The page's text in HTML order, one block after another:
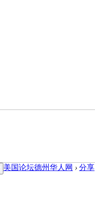
美国论坛德州华人网 › 分享